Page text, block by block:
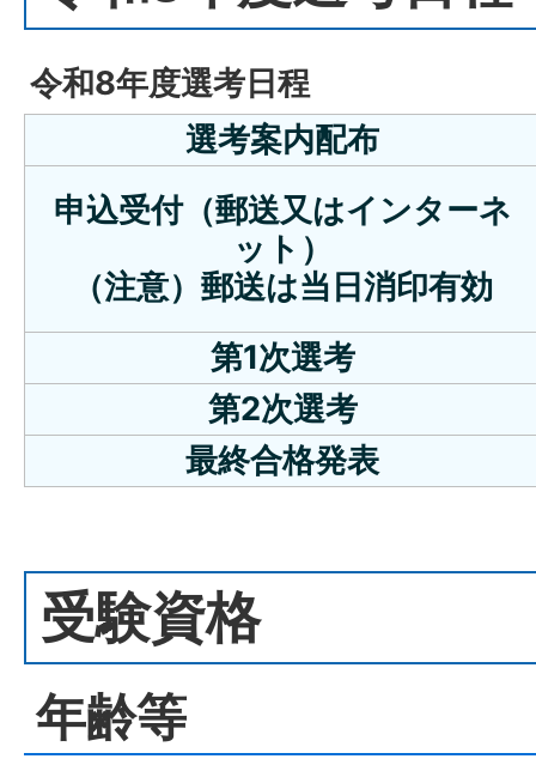
令和8年度選考日程
選考案内配布
申込受付（郵送又はインターネ
ット）
（注意）郵送は当日消印有効
第1次選考
第2次選考
最終合格発表
受験資格
年齢等